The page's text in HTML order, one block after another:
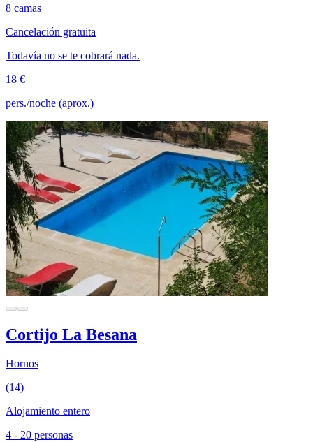
8 camas
Cancelación gratuita
Todavía no se te cobrará nada.
18 €
pers./noche (aprox.)
Cortijo La Besana
Hornos
(14)
Alojamiento entero
4 - 20 personas